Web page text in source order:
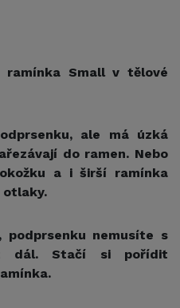
ramínka Small v tělové
ale má úzká
do ramen. Nebo
a i širší ramínka
otlaky.
podprsenku nemusíte s
dál. Stačí si pořídit